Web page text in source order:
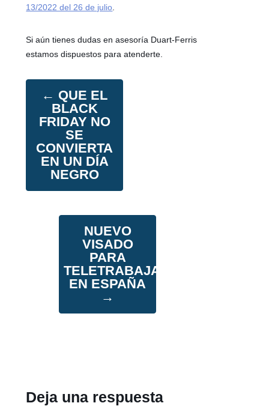
13/2022 del 26 de julio
Si aún tienes dudas en asesoría Duart-Ferris
estamos dispuestos para atenderte.
← QUE EL
BLACK
FRIDAY NO
SE
CONVIERTA
EN UN DÍA
NEGRO
NUEVO
VISADO
PARA
TELETRABAJAR
EN ESPAÑA
→
Deja una respuesta